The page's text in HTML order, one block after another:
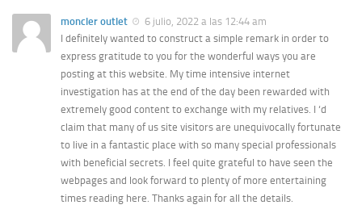
moncler outlet
6 julio, 2022 a las 12:44 am
I definitely wanted to construct a simple remark in order to
express gratitude to you for the wonderful ways you are
posting at this website. My time intensive internet
investigation has at the end of the day been rewarded with
extremely good content to exchange with my relatives. I ‘d
claim that many of us site visitors are unequivocally fortunate
to live in a fantastic place with so many special professionals
with beneficial secrets. I feel quite grateful to have seen the
webpages and look forward to plenty of more entertaining
times reading here. Thanks again for all the details.